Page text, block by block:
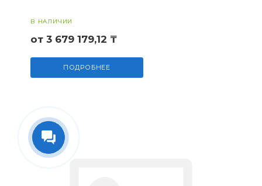
В НАЛИЧИИ
от 3 679 179,12 ₸
ПОДРОБНЕЕ